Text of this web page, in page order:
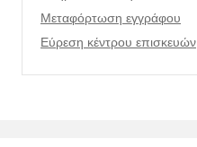
Μεταφόρτωση εγγράφου
Εύρεση κέντρου επισκευών